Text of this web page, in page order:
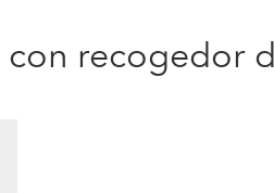
recogedor